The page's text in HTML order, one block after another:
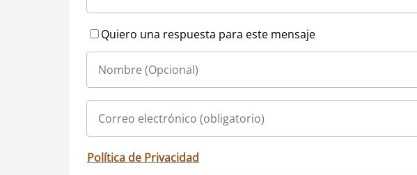
Quiero una respuesta para este mensaje
Política de Privacidad